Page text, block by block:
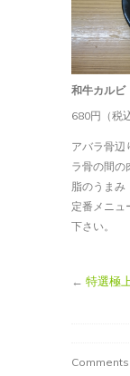
和牛カルビ
680円（税
アバラ骨辺
ラ骨の間の
脂のうまみ
定番メニュ
下さい。
← 特選極